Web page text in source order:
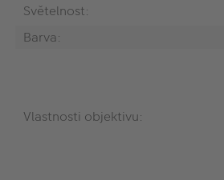
Světelnost:
Barva:
Vlastnosti objektivu: